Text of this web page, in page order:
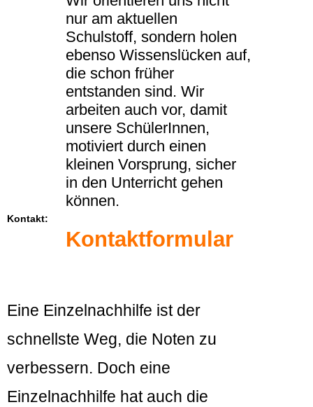
nur am aktuellen
Schulstoff, sondern holen
ebenso Wissenslücken auf,
die schon früher
entstanden sind. Wir
arbeiten auch vor, damit
unsere SchülerInnen,
motiviert durch einen
kleinen Vorsprung, sicher
in den Unterricht gehen
können.
Kontakt:
Kontaktformular
Eine Einzelnachhilfe ist der
schnellste Weg, die Noten zu
verbessern. Doch eine
Einzelnachhilfe hat auch die